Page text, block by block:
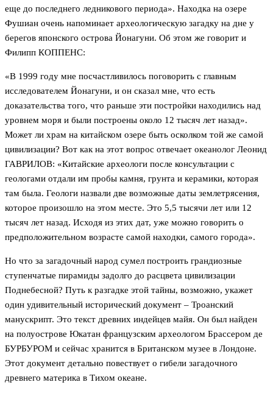
еще до последнего ледникового периода». Находка на озере
Фушиан очень напоминает археологическую загадку на дне у
берегов японского острова Йонагуни. Об этом же говорит и
Филипп КОППЕНС:
«В 1999 году мне посчастливилось поговорить с главным
исследователем Йонагуни, и он сказал мне, что есть
доказательства того, что раньше эти постройки находились над
уровнем моря и были построены около 12 тысяч лет назад».
Может ли храм на китайском озере быть осколком той же самой
цивилизации? Вот как на этот вопрос отвечает океанолог Леонид
ГАВРИЛОВ: «Китайские археологи после консультации с
геологами отдали им пробы камня, грунта и керамики, которая
там была. Геологи назвали две возможные даты землетрясения,
которое произошло на этом месте. Это 5,5 тысячи лет или 12
тысяч лет назад. Исходя из этих дат, уже можно говорить о
предположительном возрасте самой находки, самого города».
Но что за загадочный народ сумел построить грандиозные
ступенчатые пирамиды задолго до расцвета цивилизации
Поднебесной? Путь к разгадке этой тайны, возможно, укажет
один удивительный исторический документ – Троанский
манускрипт. Это текст древних индейцев майя. Он был найден
на полуострове Юкатан французским археологом Брассером де
БУРБУРОМ и сейчас хранится в Британском музее в Лондоне.
Этот документ детально повествует о гибели загадочного
древнего материка в Тихом океане.